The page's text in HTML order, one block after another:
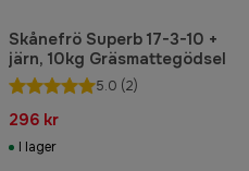
Skånefrö Superb 17-3-10 +
järn, 10kg Gräsmattegödsel
5.0 (2)
296 kr
I lager